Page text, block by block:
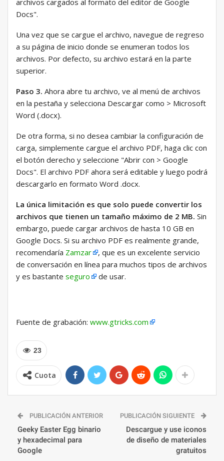
archivos cargados al formato del editor de Google
Docs".
Una vez que se cargue el archivo, navegue de regreso
a su página de inicio donde se enumeran todos los
archivos. Por defecto, su archivo estará en la parte
superior.
Paso 3. Ahora abre tu archivo, ve al menú de archivos
en la pestaña y selecciona Descargar como > Microsoft
Word (.docx).
De otra forma, si no desea cambiar la configuración de
carga, simplemente cargue el archivo PDF, haga clic con
el botón derecho y seleccione "Abrir con > Google
Docs". El archivo PDF ahora será editable y luego podrá
descargarlo en formato Word .docx.
La única limitación es que solo puede convertir los
archivos que tienen un tamaño máximo de 2 MB. Sin
embargo, puede cargar archivos de hasta 10 GB en
Google Docs. Si su archivo PDF es realmente grande,
recomendaría Zamzar
, que es un excelente servicio
de conversación en línea para muchos tipos de archivos
y es bastante seguro de usar.
Fuente de grabación: www.gtricks.com
23
Cuota
PUBLICACIÓN ANTERIOR
Geeky Easter Egg binario
y hexadecimal para
Google
PUBLICACIÓN SIGUIENTE
Descargue y use iconos
de diseño de materiales
gratuitos